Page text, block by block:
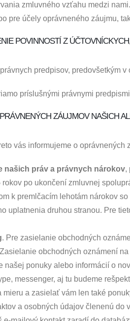
zmluvného vzťahu medzi
pre účely oprávneného záujmu,
POVINNOSTÍ Z
predpisov, predovšetkým
príslušnými právnymi
ZÁUJMOV NAŠICH
vás informujeme o oprávnených
našich práv a právnych nárokov,
po ukončení zmluvnej
k premlčacím lehotám nárokov
uplatnenia druhou stranou. Pre
. Pre zasielanie obchodných
obchodných oznámení
našej ponuky alebo informácií o
messenger, aj tu budeme
a zasielať vám len také
a osobných údajov členenú